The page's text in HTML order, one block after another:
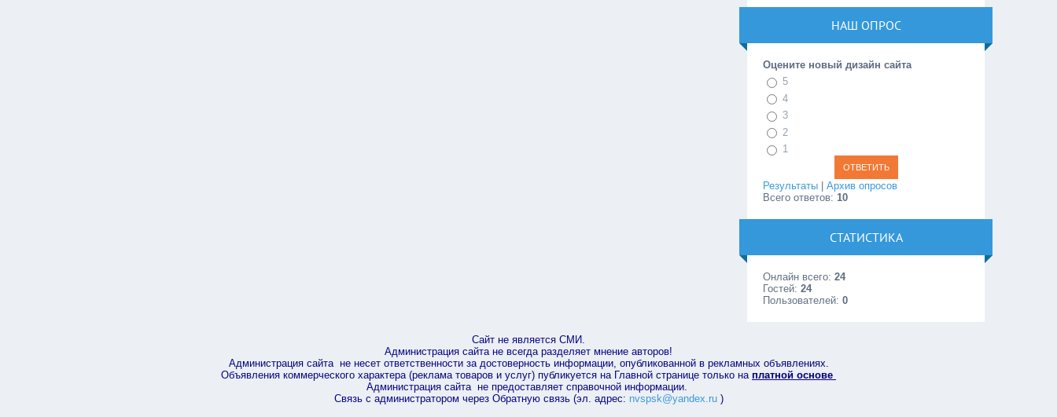
НАШ ОПРОС
Оцените новый дизайн сайта
5
4
3
2
1
Результаты |Архив опросов
Всего ответов: 10
СТАТИСТИКА
Онлайн всего:24
Гостей:24
Пользователей:0
Сайт не является СМИ.
Администрация сайта не всегда разделяет мнение авторов!
Администрация сайта не несет ответственности за достоверность информации, опубликованной в рекламных объявлениях.
Объявления коммерческого характера (реклама товаров и услуг) публикуется на Главной странице только на платной основе
Администрация сайта не предоставляет справочной информации.
Связь с администратором через Обратную связь (эл. адрес: nvspsk@yandex.ru)